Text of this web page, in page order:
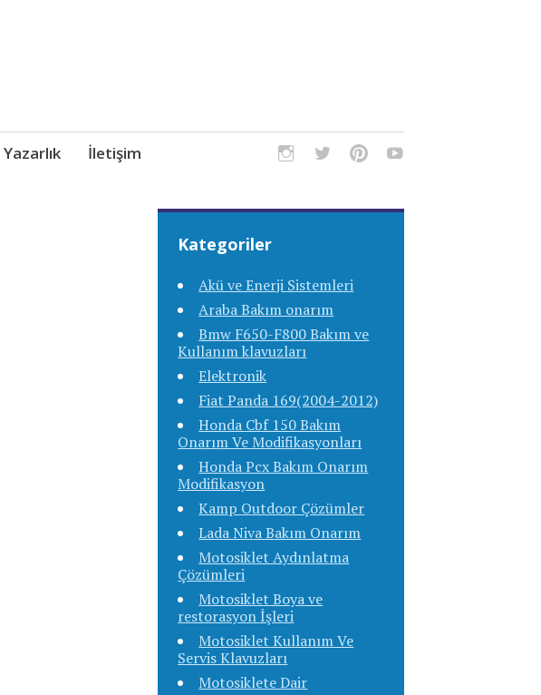
Yazarlık İletişim
Kategoriler
Akü ve Enerji Sistemleri
Araba Bakım onarım
Bmw F650-F800 Bakım ve
Kullanım klavuzları
Elektronik
Fiat Panda 169(2004-2012)
Honda Cbf 150 Bakım
Onarım Ve Modifikasyonları
Honda Pcx Bakım Onarım
Modifikasyon
Kamp Outdoor Çözümler
Lada Niva Bakım Onarım
Motosiklet Aydınlatma
Çözümleri
Motosiklet Boya ve
restorasyon İşleri
Motosiklet Kullanım Ve
Servis Klavuzları
Motosiklete Dair